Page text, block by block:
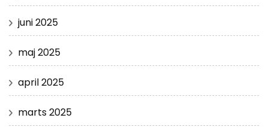
juni 2025
maj 2025
april 2025
marts 2025